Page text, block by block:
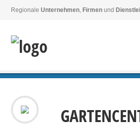
Regionale Unternehmen, Firmen und